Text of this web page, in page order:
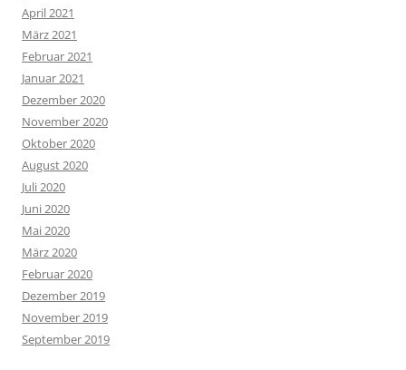
April 2021
März 2021
Februar 2021
Januar 2021
Dezember 2020
November 2020
Oktober 2020
August 2020
Juli 2020
Juni 2020
Mai 2020
März 2020
Februar 2020
Dezember 2019
November 2019
September 2019